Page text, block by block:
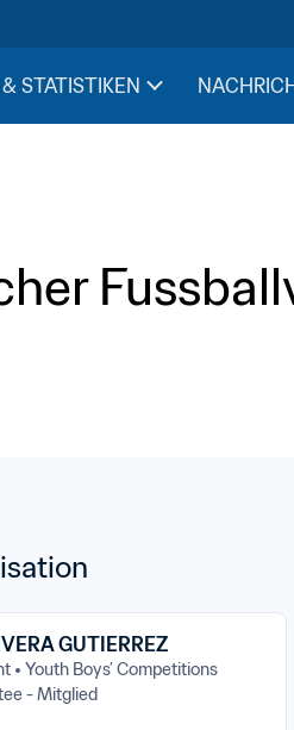
STATISTIKEN
GUTIERREZ
Youth Boys’ Competitions
- Mitglied